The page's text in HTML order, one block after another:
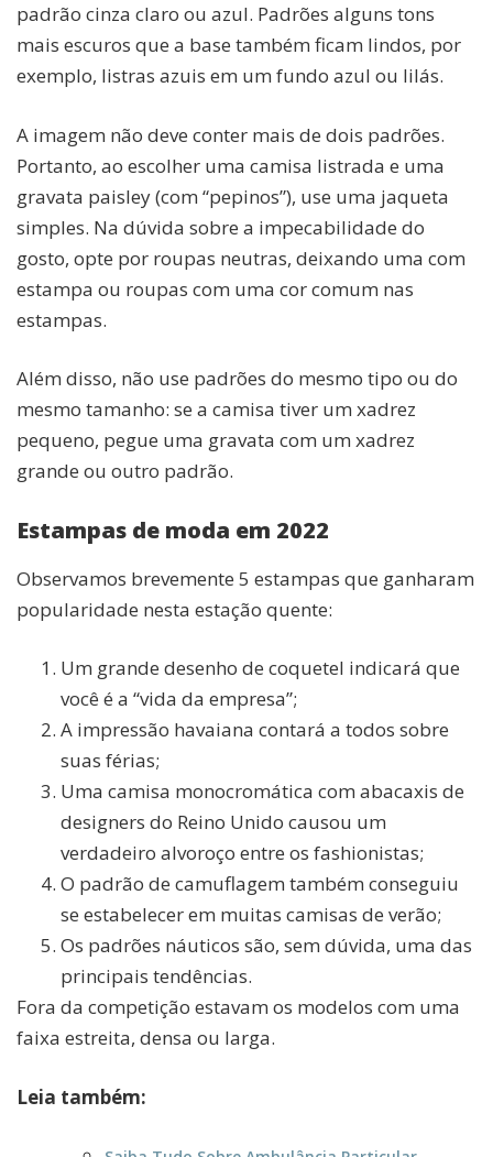
padrão cinza claro ou azul. Padrões alguns tons
mais escuros que a base também ficam lindos, por
exemplo, listras azuis em um fundo azul ou lilás.
A imagem não deve conter mais de dois padrões.
Portanto, ao escolher uma camisa listrada e uma
gravata paisley (com “pepinos”), use uma jaqueta
simples. Na dúvida sobre a impecabilidade do
gosto, opte por roupas neutras, deixando uma com
estampa ou roupas com uma cor comum nas
estampas.
Além disso, não use padrões do mesmo tipo ou do
mesmo tamanho: se a camisa tiver um xadrez
pequeno, pegue uma gravata com um xadrez
grande ou outro padrão.
Estampas de moda em 2022
Observamos brevemente 5 estampas que ganharam
popularidade nesta estação quente:
Um grande desenho de coquetel indicará que
você é a “vida da empresa”;
A impressão havaiana contará a todos sobre
suas férias;
Uma camisa monocromática com abacaxis de
designers do Reino Unido causou um
verdadeiro alvoroço entre os fashionistas;
O padrão de camuflagem também conseguiu
se estabelecer em muitas camisas de verão;
Os padrões náuticos são, sem dúvida, uma das
principais tendências.
Fora da competição estavam os modelos com uma
faixa estreita, densa ou larga.
Leia também: